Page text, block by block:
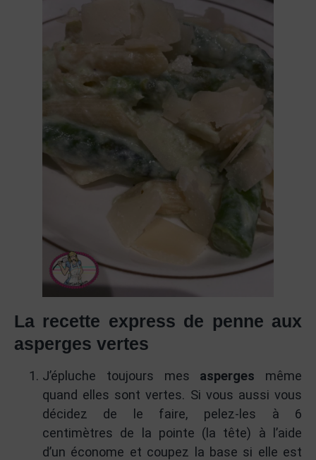
La recette express de penne aux
asperges vertes
J’épluche toujours mes asperges même
quand elles sont vertes. Si vous aussi vous
décidez de le faire, pelez-les à 6
centimètres de la pointe (la tête) à l’aide
d’un économe et coupez la base si elle est